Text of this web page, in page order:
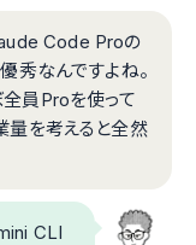
Code Proの
秀なんですよね。
員Proを使って
量を考えると全然
CLI